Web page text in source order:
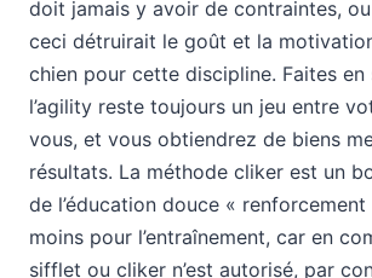
doit jamais y avoir de contraintes,
ceci détruirait le goût et la
chien pour cette discipline. Faites
l’agility reste toujours un jeu entre
vous, et vous obtiendrez de biens
résultats. La méthode cliker est un
de l’éducation douce «
moins pour l’entraînement, car en
sifflet ou cliker n’est autorisé, par